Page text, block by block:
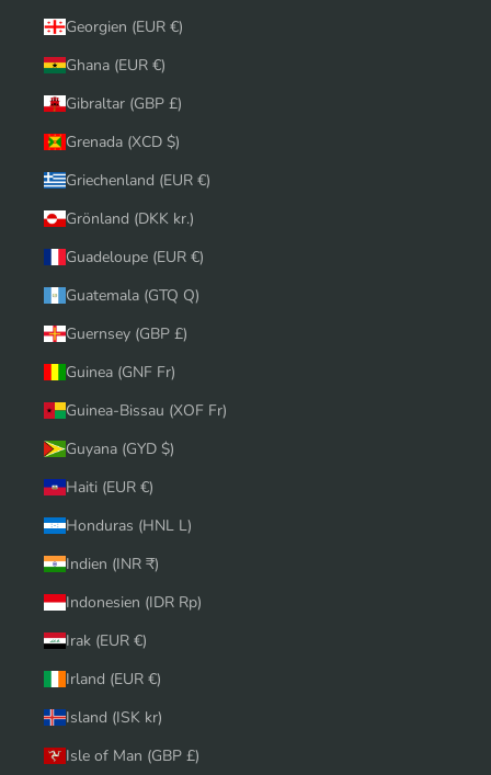
Georgien (EUR €)
Ghana (EUR €)
Gibraltar (GBP £)
Grenada (XCD $)
Griechenland (EUR €)
Grönland (DKK kr.)
Guadeloupe (EUR €)
Guatemala (GTQ Q)
Guernsey (GBP £)
Guinea (GNF Fr)
Guinea-Bissau (XOF Fr)
Guyana (GYD $)
Haiti (EUR €)
Honduras (HNL L)
Indien (INR ₹)
Indonesien (IDR Rp)
Irak (EUR €)
Irland (EUR €)
Island (ISK kr)
Isle of Man (GBP £)